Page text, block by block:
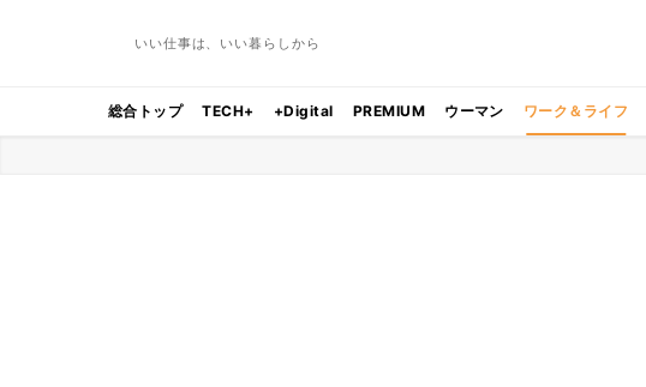
いい仕事は、いい暮らしから
総合トップ TECH+ +Digital PREMIUM ウーマン ワーク＆ライフ